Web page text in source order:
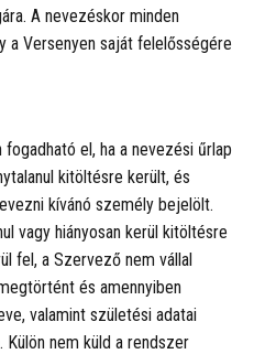
A nevezéskor minden
a Versenyen saját felelősségére
el, ha a nevezési űrlap
kitöltésre került, és
kívánó személy bejelölt.
vagy hiányosan kerül kitöltésre
fel, a Szervező nem vállal
és amennyiben
valamint születési adatai
nem küld a rendszer